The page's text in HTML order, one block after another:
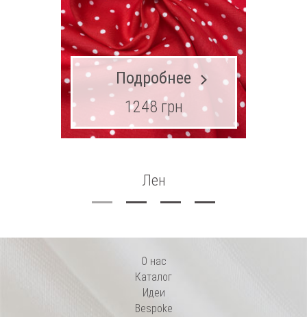
Лен
Подробнее
1248 грн
О нас
Каталог
Идеи
Bespoke